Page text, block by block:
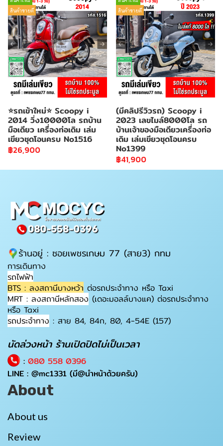
สินค้าขายดี
⭐รถเข้าใหม่⭐ Scoopy i
2014 วิ่ง10000โล รถบ้าน
มือเดียว เครื่องท่อเดิม เล่ม
เขียวชุดโอนครบ No1516
฿26,900
สินค้าขายดี
(มีคลิปรีวิวรถ) Scoopy i
2023 เลขไมล์8000โล รถ
บ้านเจ้าของมือเดียวเครื่องท่อ
เดิม เล่มเขียวชุดโอนครบ
No1399
฿41,900
ร้านอยู่ : ซอยเพชรเกษม 77 (สาย3) กทม
การเดินทาง
รถไฟฟ้า
BTS : ลงสถานีบางหว้า ต่อรถประจำทาง หรือ Taxi
MRT : ลงสถานีหลักสอง (เดอะมอลล์บางแค) ต่อรถประจำทาง
หรือ Taxi
รถประจำทาง : สาย 84, 84ก, 80, 4-54E (157)
นัดล่วงหน้า ร้านเปิดปิดไม่เป็นเวลา
: 080 558 0396
LINE : @mc1331 (มี@นำหน้าด้วยครับ)
About
About us
Review